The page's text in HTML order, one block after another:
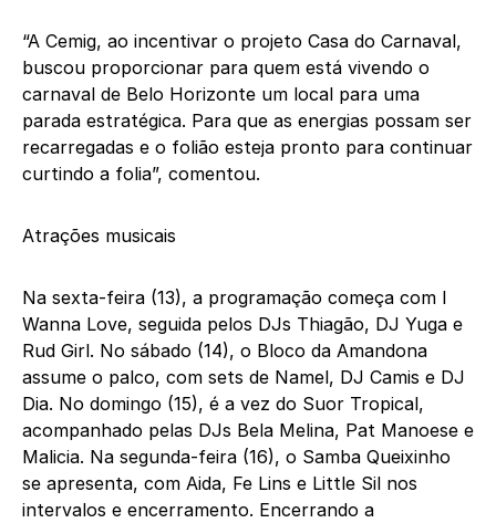
“A Cemig, ao incentivar o projeto Casa do Carnaval,
buscou proporcionar para quem está vivendo o
carnaval de Belo Horizonte um local para uma
parada estratégica. Para que as energias possam ser
recarregadas e o folião esteja pronto para continuar
curtindo a folia”, comentou.
Atrações musicais
Na sexta-feira (13), a programação começa com I
Wanna Love, seguida pelos DJs Thiagão, DJ Yuga e
Rud Girl. No sábado (14), o Bloco da Amandona
assume o palco, com sets de Namel, DJ Camis e DJ
Dia. No domingo (15), é a vez do Suor Tropical,
acompanhado pelas DJs Bela Melina, Pat Manoese e
Malicia. Na segunda-feira (16), o Samba Queixinho
se apresenta, com Aida, Fe Lins e Little Sil nos
intervalos e encerramento. Encerrando a